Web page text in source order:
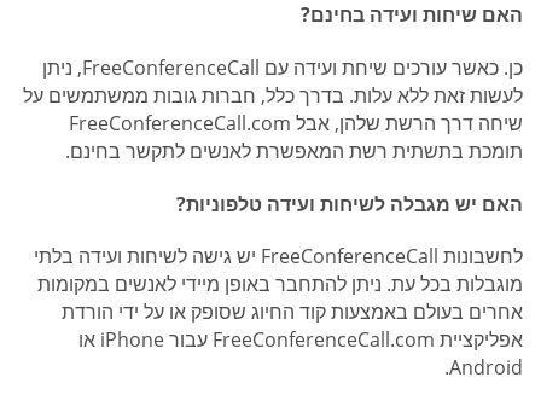
האם שיחות ועידה בחינם?
כן. כאשר עורכים שיחת ועידה עם FreeConferenceCall, ניתן
לעשות זאת ללא עלות. בדרך כלל, חברות גובות ממשתמשים על
שיחה דרך הרשת שלהן, אבל FreeConferenceCall.com
תומכת בתשתית רשת המאפשרת לאנשים לתקשר בחינם.
האם יש מגבלה לשיחות ועידה טלפוניות?
לחשבונות FreeConferenceCall יש גישה לשיחות ועידה בלתי
מוגבלות בכל עת. ניתן להתחבר באופן מיידי לאנשים במקומות
אחרים בעולם באמצעות קוד החיוג שסופק או על ידי הורדת
אפליקציית FreeConferenceCall.com עבור iPhone או
Android.